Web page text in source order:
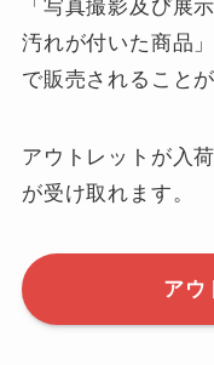
「写真撮影及び展
汚れが付いた商品
で販売されること
アウトレットが入
が受け取れます。
アウ